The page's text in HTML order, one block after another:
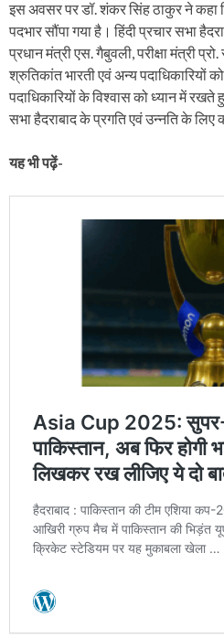
इस अवसर पर डॉ. शंकर सिंह ठाकुर ने कहा
पदभार सौंपा गया है। हिंदी प्रचार सभा
प्रधान मंत्री एस. गैबुवली, परीक्षा मंत्री
श्रुतिकांत भारती एवं अन्य पदाधिकारियों
पदाधिकारियों के विश्वास को ध्यान में रखते
सभा हैदराबाद के प्रगति एवं उन्नति के लिए
यह भी पढ़ें-